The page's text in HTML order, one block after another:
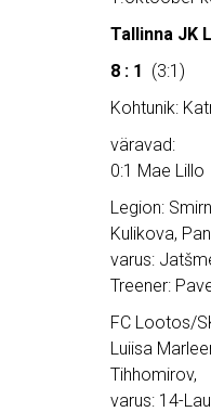
Tallinna JK
8 : 1 (3:1)
Kohtunik:
väravad:
0:1 Mae Lillo
Legion:
Kulikova,
varus:
Treener:
FC Lootos/
Luiisa
Tihhomirov,
varus: 14-